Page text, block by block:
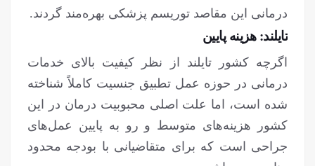
درمانی این مقاصد توریسم پزشکی بهره‌مند گردند.
تایلند: هزینه پایین
اگرچه کشور تایلند از نظر کیفیت بالای خدمات
درمانی در حوزه عمل تطبیق جنسیت کاملاً شناخته
شده است، اما علت اصلی محبوبیت درمان در این
کشور هزینه‌های متوسط و رو به پایین عمل‌های
جراحی است که برای متقاضیانی با بودجه محدود